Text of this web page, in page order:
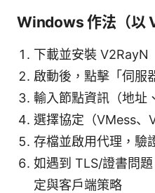
Windows 作法（以
下載並安裝 V2RayN
啟動後，點擊「伺服
輸入節點資訊（地址
選擇協定（VMess、
存檔並啟用代理，驗
如遇到 TLS/證書問
定與客戶端策略